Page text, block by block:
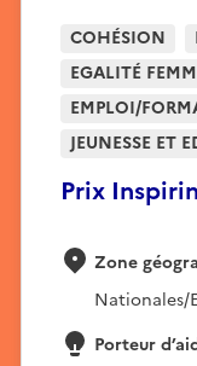
Prix
COHÉSION
EGALITÉ
EMPLOI/
JEUNESSE ET
Zone
Nationales/
Porteur